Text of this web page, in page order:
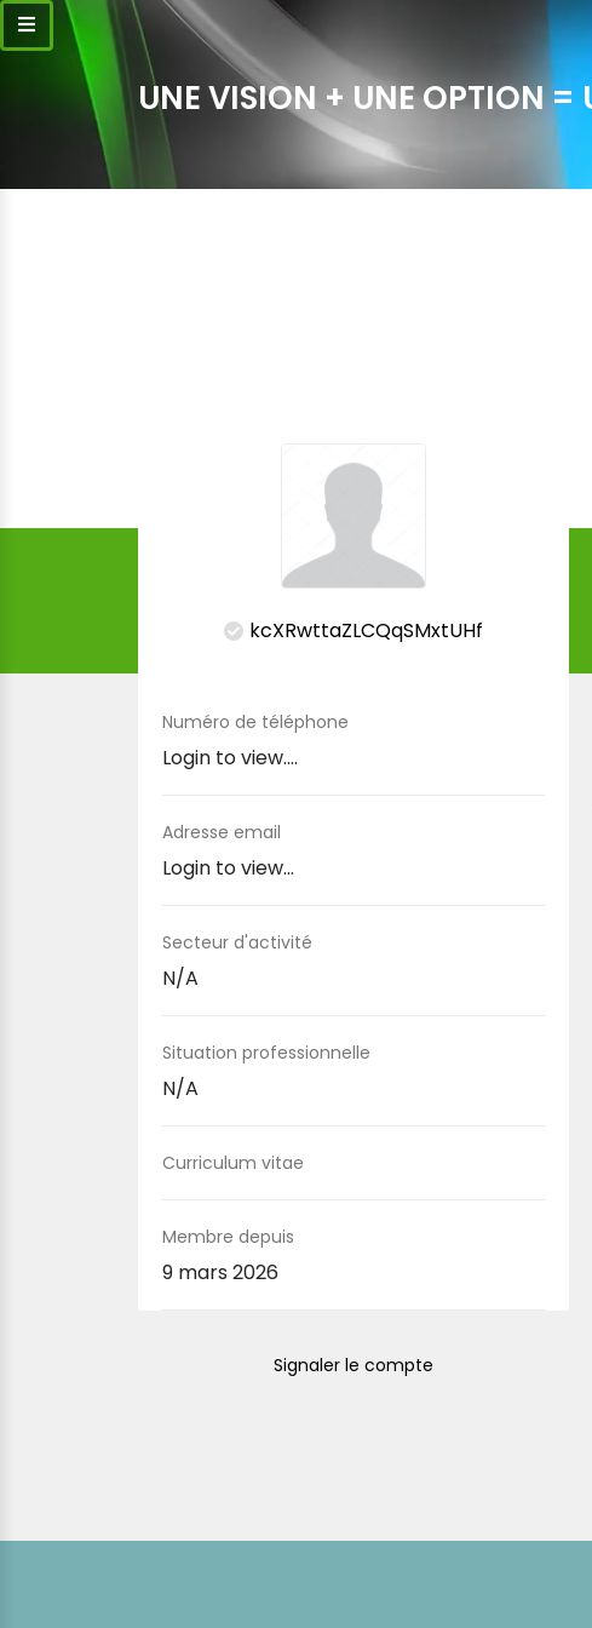
UNE VISION + UNE OPTION =
kcXRwttaZLCQqSMxtUHf
Numéro de téléphone
Login to view....
Adresse email
Login to view...
Secteur d'activité
N/A
Situation professionnelle
N/A
Curriculum vitae
Membre depuis
9 mars 2026
Signaler le compte